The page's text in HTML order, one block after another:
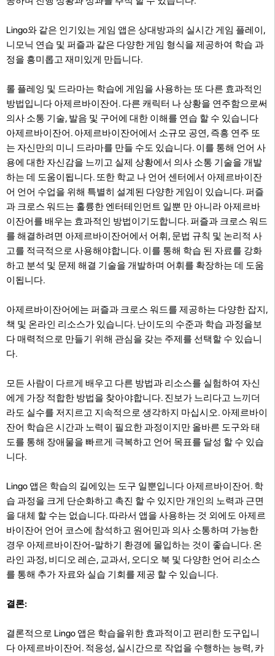
Lingo와 같은 인기있는 게임 앱은 상대방과의 실시간 게임 플레이,
니모닉 연습 및 퍼즐과 같은 다양한 게임 형식을 제공하여 학습 과
정을 흥미롭고 재미있게 만듭니다.
롤 플레잉 및 드라마는 학습에 게임을 사용하는 또 다른 효과적인
방법입니다 아제르바이잔어. 다른 캐릭터 나 상황을 연주함으로써
의사 소통 기술, 발음 및 구어에 대한 이해를 연습 할 수 있습니다
아제르바이잔어. 아제르바이잔어에서 소규모 공연, 즉흥 연주 또
는 자신만의 미니 드라마를 만들 수도 있습니다. 이를 통해 언어 사
용에 대한 자신감을 느끼고 실제 상황에서 의사 소통 기술을 개발
하는 데 도움이됩니다. 또한 학교 나 언어 센터에서 아제르바이잔
어 언어 수업을 위해 특별히 설계된 다양한 게임이 있습니다. 퍼즐
과 크로스 워드는 훌륭한 엔터테인먼트 일뿐 만 아니라 아제르바
이잔어를 배우는 효과적인 방법이기도합니다. 퍼즐과 크로스 워드
를 해결하려면 아제르바이잔어에서 어휘, 문법 규칙 및 논리적 사
고를 적극적으로 사용해야합니다. 이를 통해 학습 된 자료를 강화
하고 분석 및 문제 해결 기술을 개발하며 어휘를 확장하는 데 도움
이됩니다.
아제르바이잔어에는 퍼즐과 크로스 워드를 제공하는 다양한 잡지,
책 및 온라인 리소스가 있습니다. 난이도의 수준과 학습 과정을보
다 매력적으로 만들기 위해 관심을 갖는 주제를 선택할 수 있습니
다.
모든 사람이 다르게 배우고 다른 방법과 리소스를 실험하여 자신
에게 가장 적합한 방법을 찾아야합니다. 진보가 느리다고 느끼더
라도 실수를 저지르고 지속적으로 생각하지 마십시오. 아제르바이
잔어 학습은 시간과 노력이 필요한 과정이지만 올바른 도구와 태
도를 통해 장애물을 빠르게 극복하고 언어 목표를 달성 할 수 있습
니다.
Lingo 앱은 학습의 길에있는 도구 일뿐입니다 아제르바이잔어. 학
습 과정을 크게 단순화하고 촉진 할 수 있지만 개인의 노력과 근면
을 대체 할 수는 없습니다. 따라서 앱을 사용하는 것 외에도 아제르
바이잔어 언어 코스에 참석하고 원어민과 의사 소통하며 가능한
경우 아제르바이잔어-말하기 환경에 몰입하는 것이 좋습니다. 온
라인 과정, 비디오 레슨, 교과서, 오디오 북 및 다양한 언어 리소스
를 통해 추가 자료와 실습 기회를 제공 할 수 있습니다.
결론:
결론적으로 Lingo 앱은 학습을위한 효과적이고 편리한 도구입니
다 아제르바이잔어. 적응성, 실시간으로 작업을 수행하는 능력, 카